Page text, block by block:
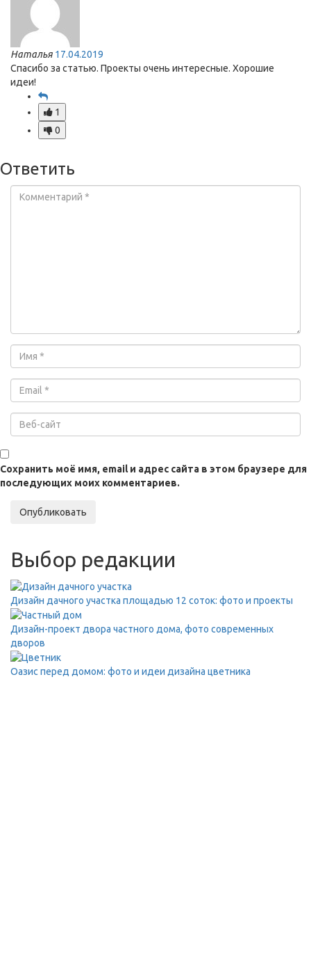
Наталья 17.04.2019
Спасибо за статью. Проекты очень интересные. Хорошие
идеи!
1
0
Ответить
Сохранить моё имя, email и адрес сайта в этом браузере для
последующих моих комментариев.
Опубликовать
Выбор редакции
Дизайн дачного участка площадью 12 соток: фото и проекты
Дизайн-проект двора частного дома, фото современных
дворов
Оазис перед домом: фото и идеи дизайна цветника